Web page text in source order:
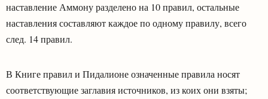
наставление Аммону разделено на 10 правил, остальные
наставления составляют каждое по одному правилу, всего
след. 14 правил.
В Книге правил и Пидалионе означенные правила носят
соответствующие заглавия источников, из коих они взяты;